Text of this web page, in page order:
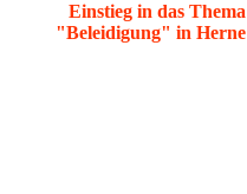
Einstieg in das Thema
"Beleidigung" in Herne